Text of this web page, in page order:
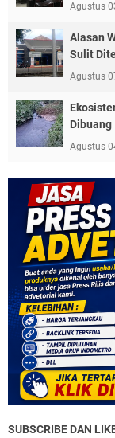
Agustus
Alasan
Sulit
Agustus
Dibuang
Agustus
SUBSCRIBE DAN